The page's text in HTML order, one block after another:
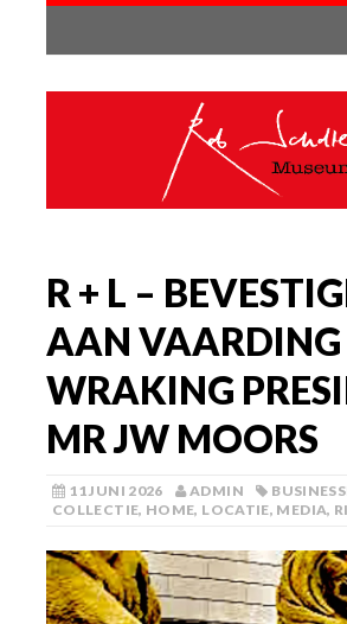
R + L –
AAN VAARDING
WRAKING
MR JW MOORS
11 JUNI 2026 ADMIN
COLLECTIE, HOME, LOCATIE, MEDIA,